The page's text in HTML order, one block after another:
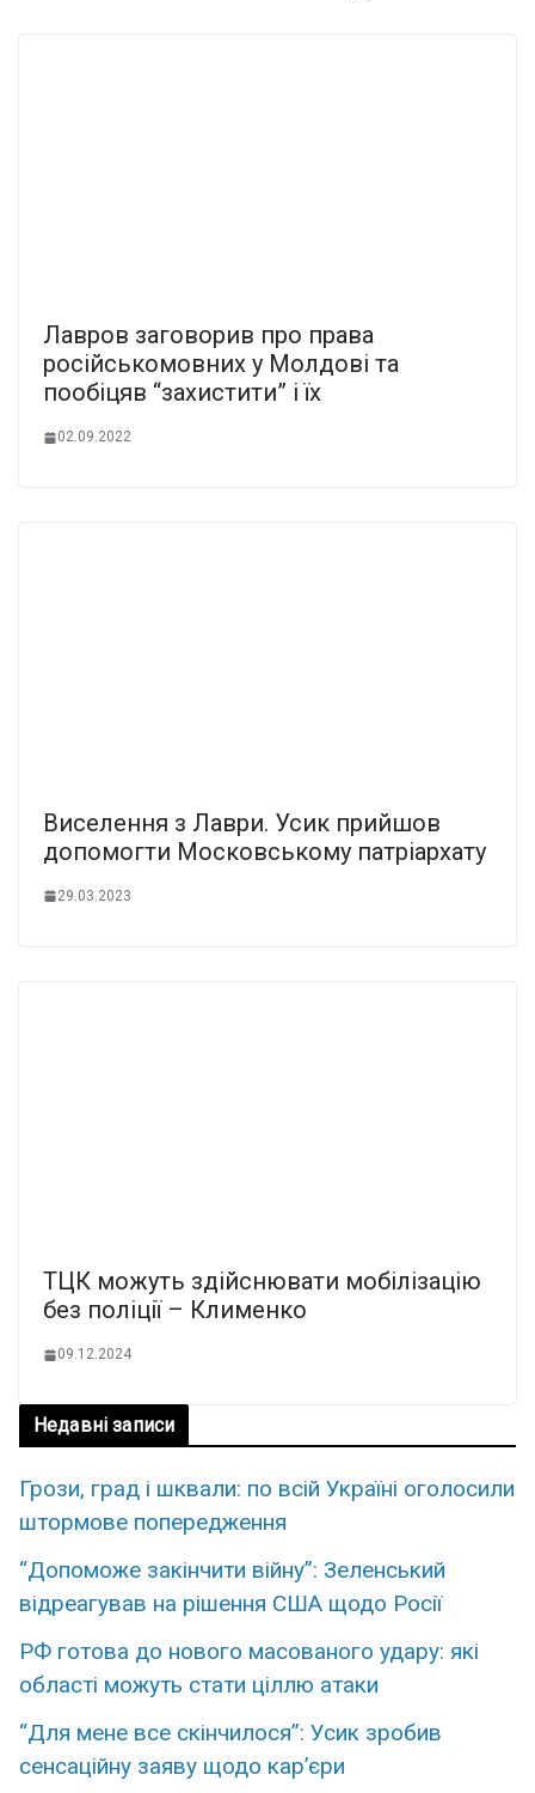
Лавров заговорив про права
російськомовних у Молдові та
пообіцяв “захистити” і їх
02.09.2022
Виселення з Лаври. Усик прийшов
допомогти Московському патріархату
29.03.2023
ТЦК можуть здійснювати мобілізацію
без поліції – Клименко
09.12.2024
Недавні записи
Грози, град і шквали: по всій Україні оголосили
штормове попередження
“Допоможе закінчити війну”: Зеленський
відреагував на рішення США щодо Росії
РФ готова до нового масованого удару: які
області можуть стати ціллю атаки
“Для мене все скінчилося”: Усик зробив
сенсаційну заяву щодо кар’єри